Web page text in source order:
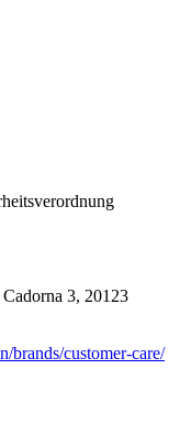
3, 20123
brands/customer-care/